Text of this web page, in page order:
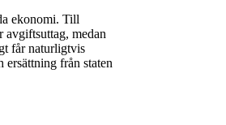
ekonomi. Till
medan
får naturligtvis
från staten